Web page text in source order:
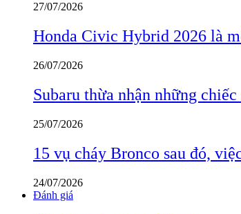
27/07/2026
Honda Civic Hybrid 2026 là
26/07/2026
Subaru thừa nhận những
25/07/2026
15 vụ cháy Bronco sau đó,
24/07/2026
Đánh giá